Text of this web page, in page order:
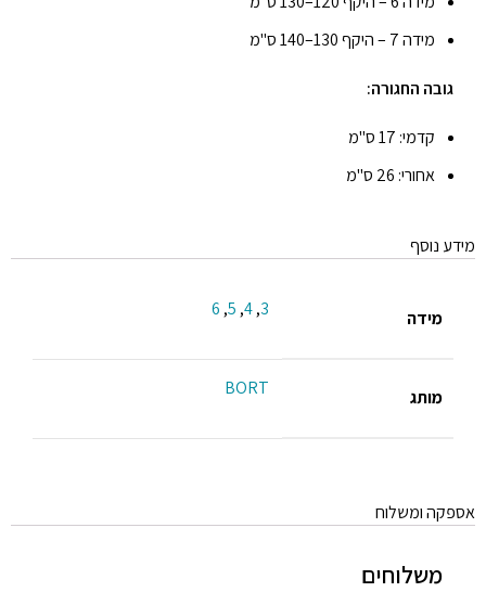
מידה 7 – היקף 130–140 ס"מ
גובה החגורה:
קדמי: 17 ס"מ
אחורי: 26 ס"מ
מידע נוסף
מידה 3
,
4
,
5
,
6
מותג BORT
אספקה ומשלוח
משלוחים